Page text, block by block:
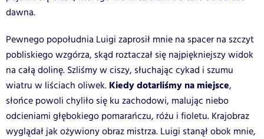
dawna.
Pewnego popołudnia Luigi zaprosił mnie na spacer na szczyt
pobliskiego wzgórza, skąd roztaczał się najpiękniejszy widok
na całą dolinę. Szliśmy w ciszy, słuchając cykad i szumu
wiatru w liściach oliwek. Kiedy dotarliśmy na miejsce,
słońce powoli chyliło się ku zachodowi, malując niebo
odcieniami głębokiego pomarańczu, różu i fioletu. Krajobraz
wyglądał jak ożywiony obraz mistrza. Luigi stanął obok mnie,